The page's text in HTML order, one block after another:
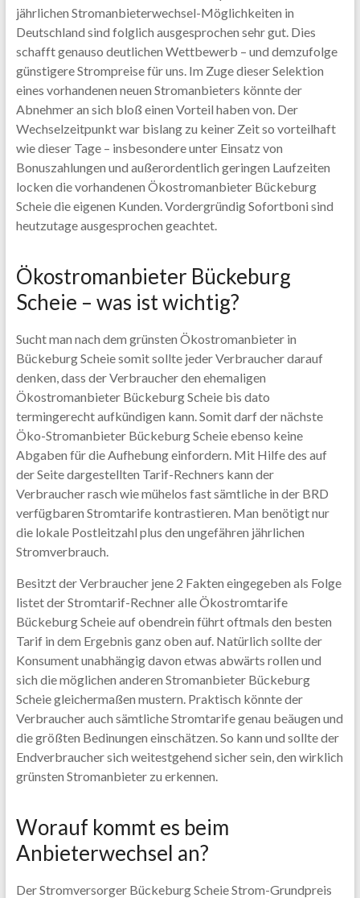
jährlichen Stromanbieterwechsel-Möglichkeiten in
Deutschland sind folglich ausgesprochen sehr gut. Dies
schafft genauso deutlichen Wettbewerb – und demzufolge
günstigere Strompreise für uns. Im Zuge dieser Selektion
eines vorhandenen neuen Stromanbieters könnte der
Abnehmer an sich bloß einen Vorteil haben von. Der
Wechselzeitpunkt war bislang zu keiner Zeit so vorteilhaft
wie dieser Tage – insbesondere unter Einsatz von
Bonuszahlungen und außerordentlich geringen Laufzeiten
locken die vorhandenen Ökostromanbieter Bückeburg
Scheie die eigenen Kunden. Vordergründig Sofortboni sind
heutzutage ausgesprochen geachtet.
Ökostromanbieter Bückeburg
Scheie – was ist wichtig?
Sucht man nach dem grünsten Ökostromanbieter in
Bückeburg Scheie somit sollte jeder Verbraucher darauf
denken, dass der Verbraucher den ehemaligen
Ökostromanbieter Bückeburg Scheie bis dato
termingerecht aufkündigen kann. Somit darf der nächste
Öko-Stromanbieter Bückeburg Scheie ebenso keine
Abgaben für die Aufhebung einfordern. Mit Hilfe des auf
der Seite dargestellten Tarif-Rechners kann der
Verbraucher rasch wie mühelos fast sämtliche in der BRD
verfügbaren Stromtarife kontrastieren. Man benötigt nur
die lokale Postleitzahl plus den ungefähren jährlichen
Stromverbrauch.
Besitzt der Verbraucher jene 2 Fakten eingegeben als Folge
listet der Stromtarif-Rechner alle Ökostromtarife
Bückeburg Scheie auf obendrein führt oftmals den besten
Tarif in dem Ergebnis ganz oben auf. Natürlich sollte der
Konsument unabhängig davon etwas abwärts rollen und
sich die möglichen anderen Stromanbieter Bückeburg
Scheie gleichermaßen mustern. Praktisch könnte der
Verbraucher auch sämtliche Stromtarife genau beäugen und
die größten Bedinungen einschätzen. So kann und sollte der
Endverbraucher sich weitestgehend sicher sein, den wirklich
grünsten Stromanbieter zu erkennen.
Worauf kommt es beim
Anbieterwechsel an?
Der Stromversorger Bückeburg Scheie Strom-Grundpreis